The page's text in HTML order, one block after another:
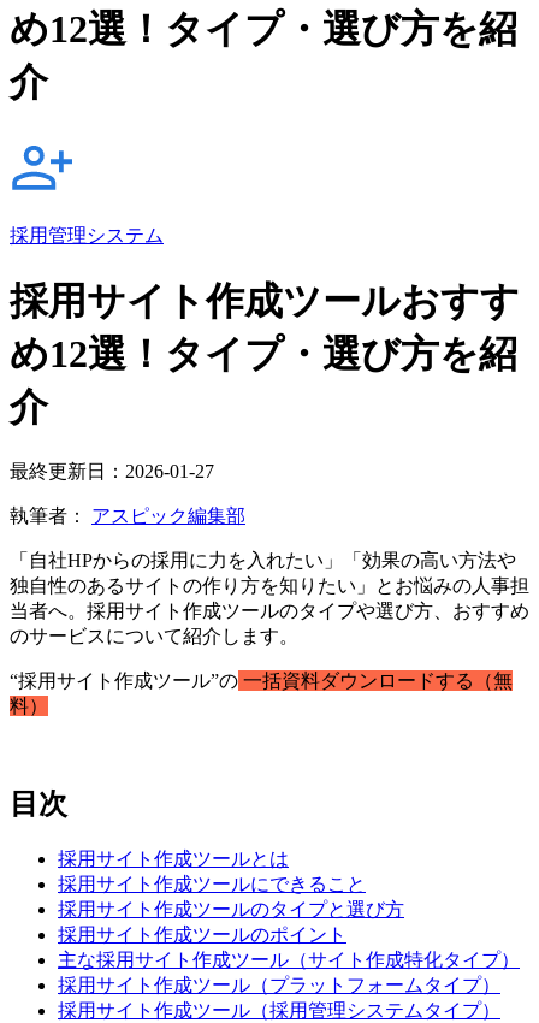
め12選！タイプ・選び方を紹
介
採用管理システム
採用サイト作成ツールおすす
め12選！タイプ・選び方を紹
介
最終更新日：2026-01-27
執筆者： アスピック編集部
「自社HPからの採用に力を入れたい」「効果の高い方法や
独自性のあるサイトの作り方を知りたい」とお悩みの人事担
当者へ。採用サイト作成ツールのタイプや選び方、おすすめ
のサービスについて紹介します。
“採用サイト作成ツール”の 一括資料ダウンロードする（無
料）
目次
採用サイト作成ツールとは
採用サイト作成ツールにできること
採用サイト作成ツールのタイプと選び方
採用サイト作成ツールのポイント
主な採用サイト作成ツール（サイト作成特化タイプ）
採用サイト作成ツール（プラットフォームタイプ）
採用サイト作成ツール（採用管理システムタイプ）